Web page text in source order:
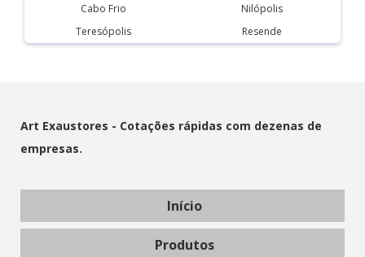
Cabo Frio
Nilópolis
Teresópolis
Resende
Art Exaustores - Cotações rápidas com dezenas de
empresas.
Início
Produtos